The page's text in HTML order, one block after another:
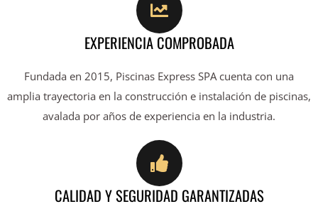
EXPERIENCIA COMPROBADA
Fundada en 2015, Piscinas Express SPA cuenta con una
amplia trayectoria en la construcción e instalación de piscinas,
avalada por años de experiencia en la industria.
CALIDAD Y SEGURIDAD GARANTIZADAS